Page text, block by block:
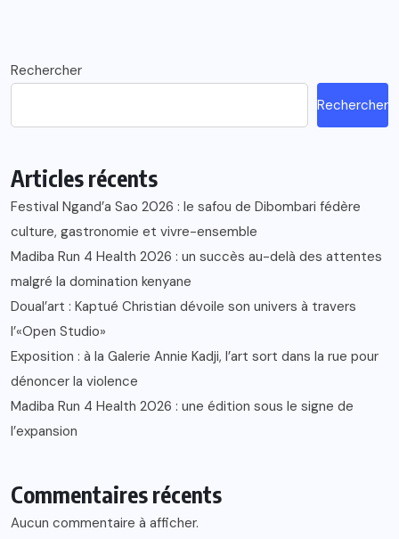
Rechercher
Rechercher
Articles récents
Festival Ngand’a Sao 2026 : le safou de Dibombari fédère
culture, gastronomie et vivre-ensemble
Madiba Run 4 Health 2026 : un succès au-delà des attentes
malgré la domination kenyane
Doual’art : Kaptué Christian dévoile son univers à travers
l’«Open Studio»
Exposition : à la Galerie Annie Kadji, l’art sort dans la rue pour
dénoncer la violence
Madiba Run 4 Health 2026 : une édition sous le signe de
l’expansion
Commentaires récents
Aucun commentaire à afficher.